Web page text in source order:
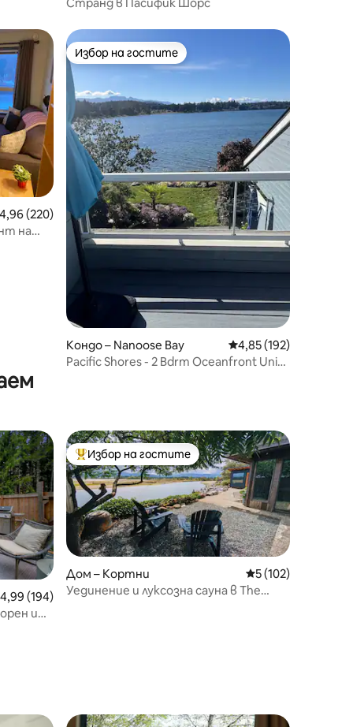
оценка: 4,96 от 5, 220 отзива
4,96 (220)
на
Избор на гостите
Избор на гостите
Кондо – Nanoose Bay Средна оценка: 4,85
4,85 (192)
Pacific Shores - 2 Bdrm Oceanfront Unit
оценка: 4,99 от 5, 194 отзива
4,99 (194)
и
Най-популярен избор на гостите
Избор на гостите
Дом – Кортни Средна оценка: 5
5 (102)
Уединение и луксозна сауна в The